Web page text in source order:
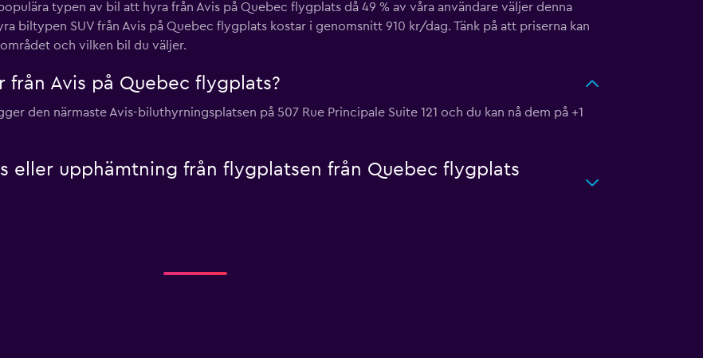
typen av bil att hyra från Avis på Quebec flygplats då 49 % av våra användare väljer denna
biltypen SUV från Avis på Quebec flygplats kostar i genomsnitt 910 kr/dag. Tänk på att priserna kan
och vilken bil du väljer.
från Avis på Quebec flygplats?
den närmaste Avis-biluthyrningsplatsen på 507 Rue Principale Suite 121 och du kan nå dem på +1
eller upphämtning från flygplatsen från Quebec flygplats